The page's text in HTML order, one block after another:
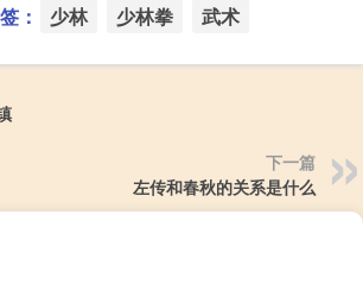
： 少林 少林拳 武术
下一篇
左传和春秋的关系是什么